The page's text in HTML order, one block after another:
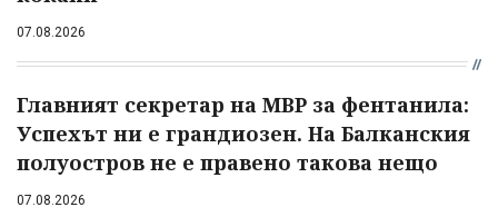
07.08.2026
Главният секретар на МВР за фентанила:
Успехът ни е грандиозен. На Балканския
полуостров не е правено такова нещо
07.08.2026